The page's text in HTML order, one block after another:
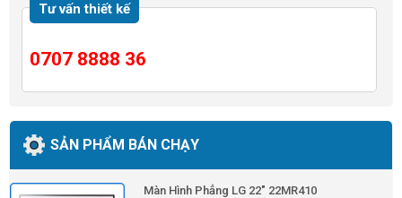
Tư vấn thiết kế
0707 8888 36
SẢN PHẨM BÁN CHẠY
Màn Hình Phẳng LG 22" 22MR410